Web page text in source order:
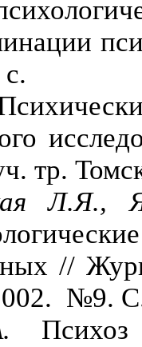
тр.
Л.Я.,
//
№9.